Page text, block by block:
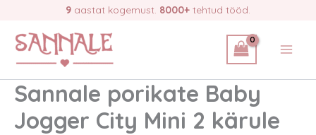
content
9 aastat kogemust. 8000+ tehtud tööd.
Sannale porikate Baby
Jogger City Mini 2 kärule